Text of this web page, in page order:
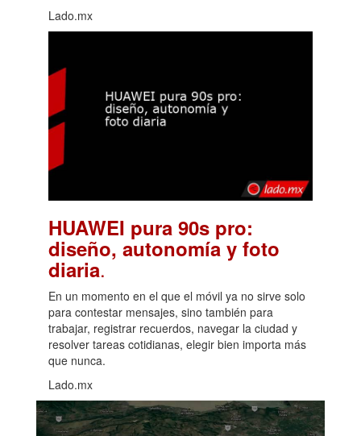
Lado.mx
HUAWEI pura 90s pro:
diseño, autonomía y foto
diaria.
En un momento en el que el móvil ya no sirve solo
para contestar mensajes, sino también para
trabajar, registrar recuerdos, navegar la ciudad y
resolver tareas cotidianas, elegir bien importa más
que nunca.
Lado.mx